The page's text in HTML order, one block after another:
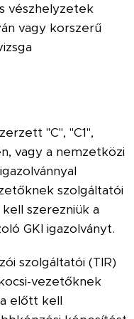
vészhelyzetek
vagy korszerű
"C", "C1",
vagy a nemzetközi
szolgáltatói
szerezniük a
GKI igazolványt.
szolgáltatói (TIR)
vezetőknek
előtt kell